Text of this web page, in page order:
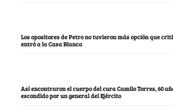
Los opositores de Petro no tuvieron más opción que
entró a la Casa Blanca
Así encontraron el cuerpo del cura Camilo Torres, 60
escondido por un general del Ejército